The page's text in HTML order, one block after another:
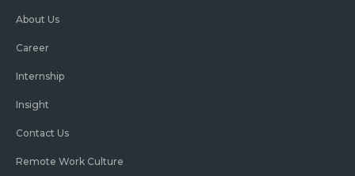
About Us
Career
Internship
Insight
Contact Us
Remote Work Culture